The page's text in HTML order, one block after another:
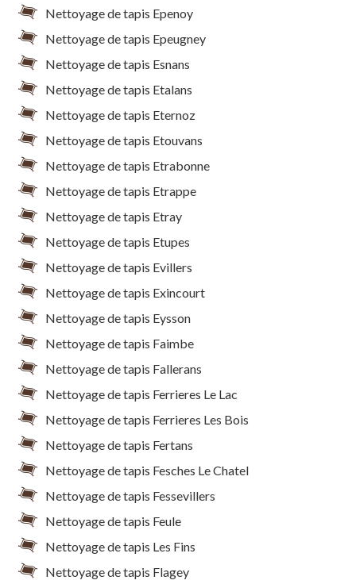
Nettoyage de tapis Epenoy
Nettoyage de tapis Epeugney
Nettoyage de tapis Esnans
Nettoyage de tapis Etalans
Nettoyage de tapis Eternoz
Nettoyage de tapis Etouvans
Nettoyage de tapis Etrabonne
Nettoyage de tapis Etrappe
Nettoyage de tapis Etray
Nettoyage de tapis Etupes
Nettoyage de tapis Evillers
Nettoyage de tapis Exincourt
Nettoyage de tapis Eysson
Nettoyage de tapis Faimbe
Nettoyage de tapis Fallerans
Nettoyage de tapis Ferrieres Le Lac
Nettoyage de tapis Ferrieres Les Bois
Nettoyage de tapis Fertans
Nettoyage de tapis Fesches Le Chatel
Nettoyage de tapis Fessevillers
Nettoyage de tapis Feule
Nettoyage de tapis Les Fins
Nettoyage de tapis Flagey